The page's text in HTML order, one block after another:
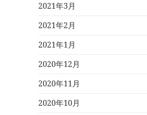
2021年3月
2021年2月
2021年1月
2020年12月
2020年11月
2020年10月